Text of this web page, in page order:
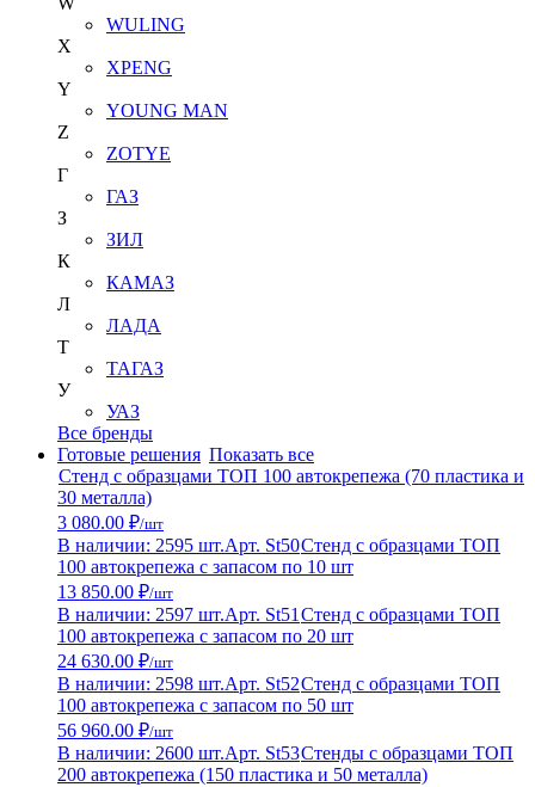
WULING
X
XPENG
Y
YOUNG MAN
Z
ZOTYE
Г
ГАЗ
З
ЗИЛ
К
КАМАЗ
Л
ЛАДА
Т
ТАГАЗ
У
УАЗ
Все бренды
Готовые решения Показать все
Стенд с образцами ТОП 100 автокрепежа (70 пластика и
30 металла)
3 080.00 ₽/шт
В наличии: 2595 шт.Арт. St50Стенд с образцами ТОП
100 автокрепежа с запасом по 10 шт
13 850.00 ₽/шт
В наличии: 2597 шт.Арт. St51 Стенд с образцами ТОП
100 автокрепежа с запасом по 20 шт
24 630.00 ₽/шт
В наличии: 2598 шт.Арт. St52Стенд с образцами ТОП
100 автокрепежа с запасом по 50 шт
56 960.00 ₽/шт
В наличии: 2600 шт.Арт. St53Стенды с образцами ТОП
200 автокрепежа (150 пластика и 50 металла)